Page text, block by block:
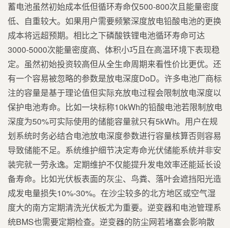
蓄电池虽然初始成本低但循环寿命仅500-800次且能量密度
低、自重较大。如果用户需要频繁深度放电铅酸电池的更换
成本将远超预期。相比之下磷酸铁锂电池循环寿命可达
3000-5000次能量密度高、体积小巧且在高温环境下表现稳
定。虽然初始投资较高但从全生命周期来看性价比更优。还
有一个容易被忽略的参数是放电深度DoD。许多电池厂商标
注的容量是基于理论值但实际充放电过程会限制放电深度以
保护电池寿命。比如一块标称10kWh的铅酸电池若限制放电
深度为50%可实际使用的储能容量就只有5kWh。用户在规
划系统时务必结合电池放电深度参数进行容量核算否则容易
导致储能不足。系统维护细节决定寿命光伏储能系统并非安
装完就一劳永逸。定期维护不仅能提升发电效率还能延长设
备寿命。比如光伏板表面的灰尘、鸟粪、落叶会遮挡阳光造
成发电量损失10%-30%。在沙尘较多的北方地区或空气湿
度大的南方定期清洗光伏板尤为重要。逆变器和电池管理系
统BMS也需要定期检查。逆变器的防尘网若堵塞会影响散